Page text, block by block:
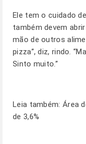
Ele tem o cuidado
também devem
mão de outros
pizza”, diz, rindo.
Sinto muito.”
Leia também: Área
de 3,6%